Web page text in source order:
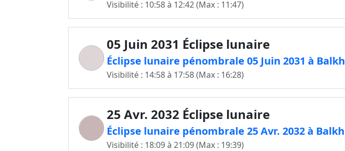
Visibilité : 10:58 à 12:42 (Max : 11:47)
05 Juin 2031 Éclipse lunaire
Éclipse lunaire pénombrale 05 Juin 2031 à Balkh
Visibilité : 14:58 à 17:58 (Max : 16:28)
25 Avr. 2032 Éclipse lunaire
Éclipse lunaire pénombrale 25 Avr. 2032 à Balkh
Visibilité : 18:09 à 21:09 (Max : 19:39)